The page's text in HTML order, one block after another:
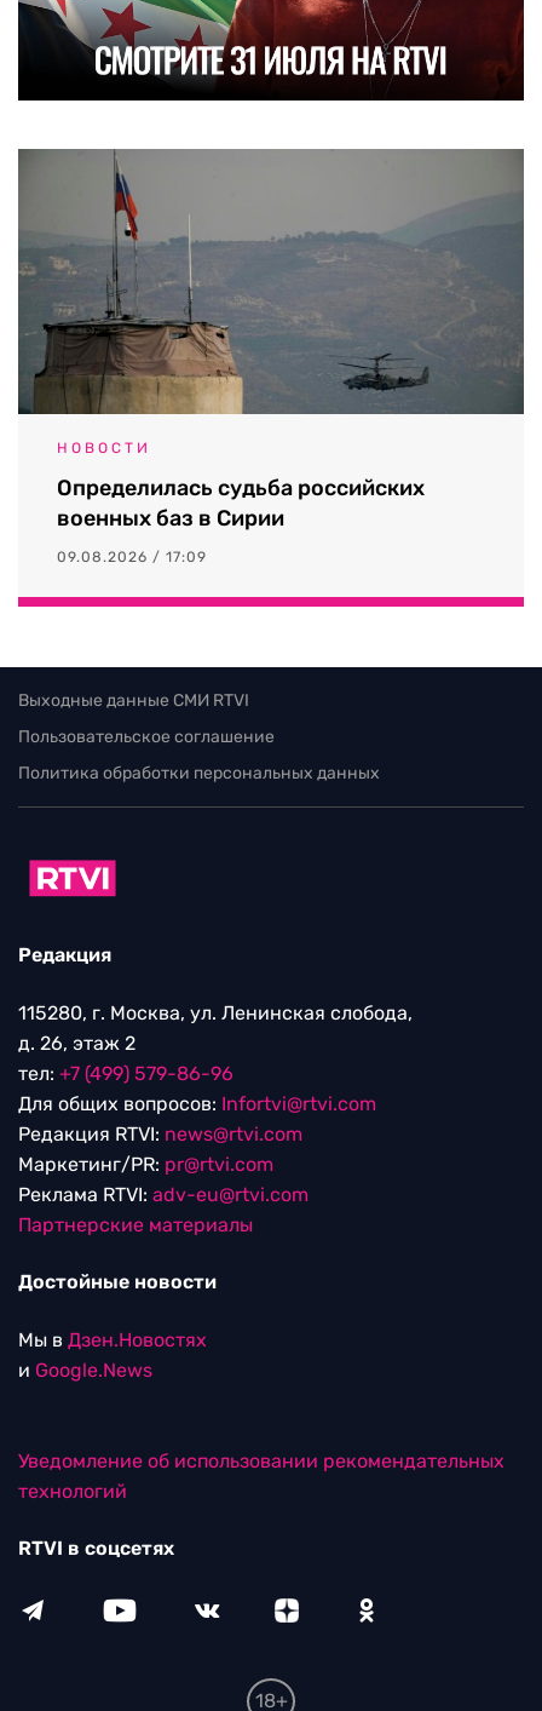
НОВОСТИ
Определилась судьба российских
военных баз в Сирии
09.08.2026 / 17:09
Выходные данные СМИ RTVI
Пользовательское соглашение
Политика обработки персональных данных
Редакция
115280, г. Москва, ул. Ленинская слобода,
д. 26, этаж 2
тел: +7 (499) 579-86-96
Для общих вопросов: Infortvi@rtvi.com
Редакция RTVI: news@rtvi.com
Маркетинг/PR: pr@rtvi.com
Реклама RTVI: adv-eu@rtvi.com
Партнерские материалы
Достойные новости
Мы в Дзен.Новостях
и Google.News
Уведомление об использовании рекомендательных
технологий
RTVI в соцсетях
18+